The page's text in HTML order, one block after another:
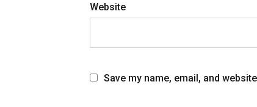
Website
Save my name, email, and